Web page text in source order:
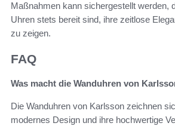
Maßnahmen kann sichergestellt werden,
Uhren stets bereit sind, ihre zeitlose
zu zeigen.
FAQ
Was macht die Wanduhren von
Die Wanduhren von Karlsson zeichnen
modernes Design und ihre hochwertige